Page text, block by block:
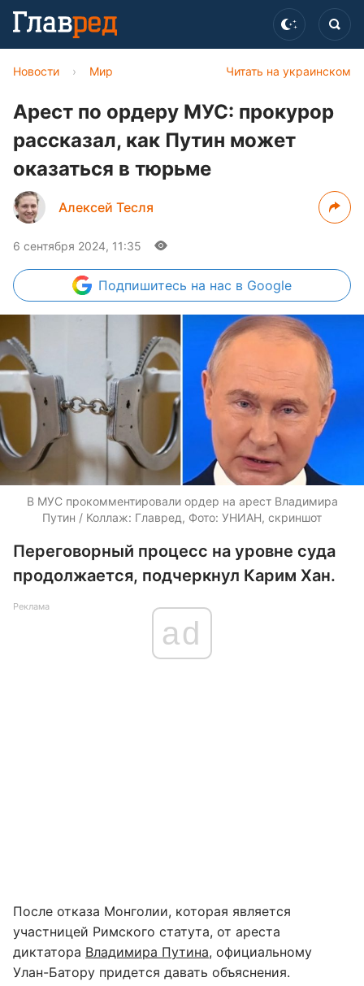
Читать на украинском
Новости › Мир
Арест по ордеру МУС: прокурор
рассказал, как Путин может
оказаться в тюрьме
Алексей Тесля
6 сентября 2024, 11:35
Подпишитесь на нас в Google
В МУС прокомментировали ордер на арест Владимира
Путин / Коллаж: Главред, Фото: УНИАН, скриншот
Переговорный процесс на уровне суда
продолжается, подчеркнул Карим Хан.
Реклама
ad
После отказа Монголии, которая является
участницей Римского статута, от ареста
диктатора Владимира Путина, официальному
Улан-Батору придется давать объяснения.